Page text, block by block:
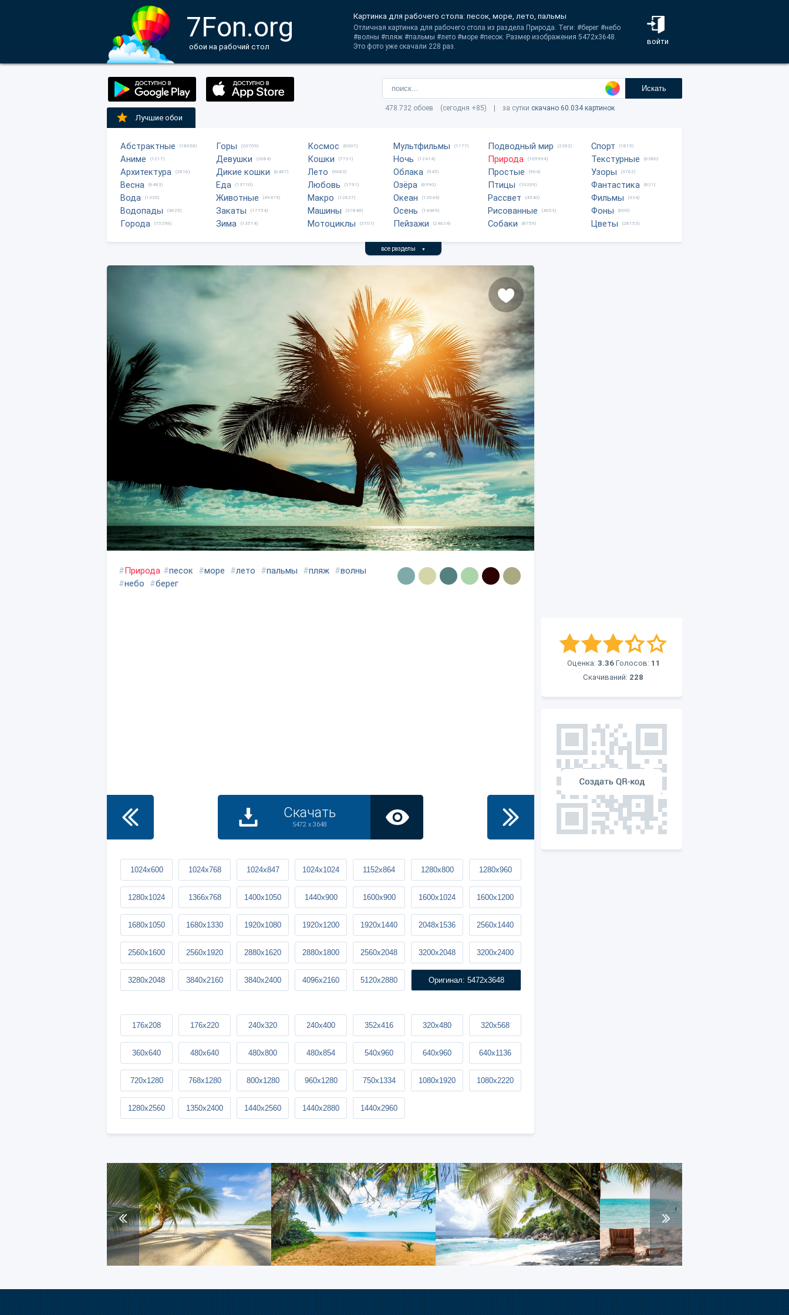
7Fon.org
обои на рабочий стол
войти
Картинка для рабочего стола: песок, море, лето, пальмы
Отличная картинка для рабочего стола из раздела Природа. Теги: #берег #небо
#волны #пляж #пальмы #лето #море #песок. Размер изображения 5472x3648.
Это фото уже скачали 228 раз.
Искать
478.732 обоев (сегодня +85) | за сутки скачано 60.034 картинок
Лучшие обои
Абстрактные (18058)
Аниме (1217)
Архитектура (2816)
Весна (6483)
Вода (1335)
Водопады (4625)
Города (15298)
Горы (20709)
Девушки (2684)
Дикие кошки (6487)
Еда (13710)
Животные (49479)
Закаты (17754)
Зима (13514)
Космос (6007)
Кошки (7731)
Лето (9683)
Любовь (1791)
Макро (12627)
Машины (37848)
Мотоциклы (3701)
Мультфильмы (1177)
Ночь (12414)
Облака (945)
Озёра (6990)
Океан (13544)
Осень (14469)
Пейзажи (24624)
Подводный мир (2282)
Природа (105994)
Простые (904)
Птицы (10209)
Рассвет (4540)
Рисованные (4053)
Собаки (8759)
Спорт (1815)
Текстурные (6380)
Узоры (3762)
Фантастика (821)
Фильмы (334)
Фоны (609)
Цветы (28153)
все разделы ▼
Оценка: 3.36 Голосов: 11
Скачиваний: 228
#Природа #песок #море #лето #пальмы #пляж #волны
#небо #берег
Скачать
5472 x 3648
1024x600 1024x768 1024x847 1024x1024 1152x864 1280x800 1280x960
1280x1024 1366x768 1400x1050 1440x900 1600x900 1600x1024 1600x1200
1680x1050 1680x1330 1920x1080 1920x1200 1920x1440 2048x1536 2560x1440
2560x1600 2560x1920 2880x1620 2880x1800 2560x2048 3200x2048 3200x2400
3280x2048 3840x2160 3840x2400 4096x2160 5120x2880 Оригинал: 5472x3648
176x208 176x220 240x320 240x400 352x416 320x480 320x568
360x640 480x640 480x800 480x854 540x960 640x960 640x1136
720x1280 768x1280 800x1280 960x1280 750x1334 1080x1920 1080x2220
1280x2560 1350x2400 1440x2560 1440x2880 1440x2960